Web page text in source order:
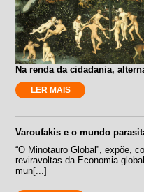
Na renda da cidadania,
LER MAIS
Varoufakis e o mundo
“O Minotauro Global”, expõe,
reviravoltas da Economia
mun[...]